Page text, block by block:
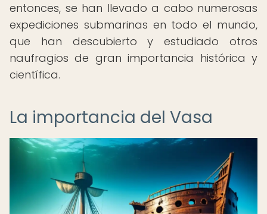
entonces, se han llevado a cabo numerosas
expediciones submarinas en todo el mundo,
que han descubierto y estudiado otros
naufragios de gran importancia histórica y
científica.
La importancia del Vasa